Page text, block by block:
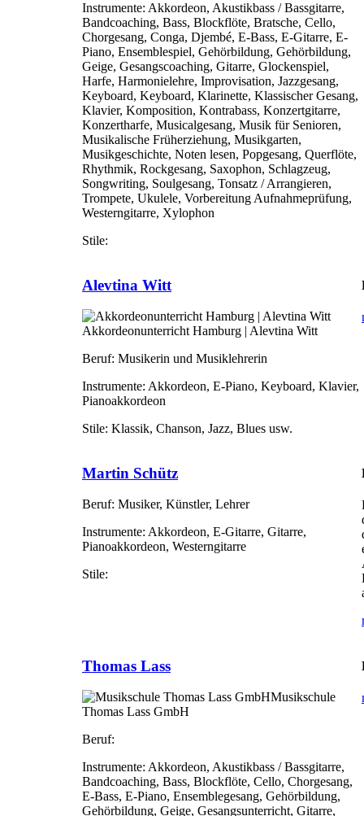
Instrumente: Akkordeon, Akustikbass / Bassgitarre,
Bandcoaching, Bass, Blockflöte, Bratsche, Cello,
Chorgesang, Conga, Djembé, E-Bass, E-Gitarre, E-
Piano, Ensemblespiel, Gehörbildung, Gehörbildung,
Geige, Gesangscoaching, Gitarre, Glockenspiel,
Harfe, Harmonielehre, Improvisation, Jazzgesang,
Keyboard, Keyboard, Klarinette, Klassischer Gesang,
Klavier, Komposition, Kontrabass, Konzertgitarre,
Konzertharfe, Musicalgesang, Musik für Senioren,
Musikalische Früherziehung, Musikgarten,
Musikgeschichte, Noten lesen, Popgesang, Querflöte,
Rhythmik, Rockgesang, Saxophon, Schlagzeug,
Songwriting, Soulgesang, Tonsatz / Arrangieren,
Trompete, Ukulele, Vorbereitung Aufnahmeprüfung,
Westerngitarre, Xylophon
Stile:
Alevtina Witt
Akkordeonunterricht Hamburg | Alevtina Witt
Beruf: Musikerin und Musiklehrerin
Instrumente: Akkordeon, E-Piano, Keyboard, Klavier,
Pianoakkordeon
Stile: Klassik, Chanson, Jazz, Blues usw.
Martin Schütz
Beruf: Musiker, Künstler, Lehrer
Instrumente: Akkordeon, E-Gitarre, Gitarre,
Pianoakkordeon, Westerngitarre
Stile:
Thomas Lass
Musikschule
Thomas Lass GmbH
Beruf:
Instrumente: Akkordeon, Akustikbass / Bassgitarre,
Bandcoaching, Bass, Blockflöte, Cello, Chorgesang,
E-Bass, E-Piano, Ensemblegesang, Gehörbildung,
Gehörbildung, Geige, Gesangsunterricht, Gitarre,